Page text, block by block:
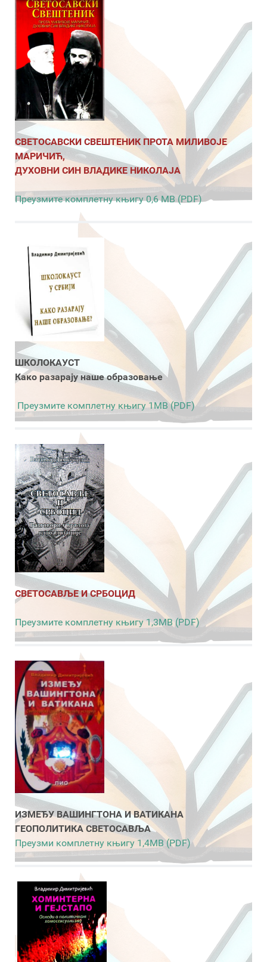
СВЕТОСАВСКИ СВЕШТЕНИК ПРОТА МИЛИВОЈЕ
МАРИЧИЋ,
ДУХОВНИ СИН ВЛАДИКЕ НИКОЛАЈА
Преузмите комплетну књигу 0,6 MB (PDF)
ШКОЛОКАУСТ
Како разарају наше образовање
Преузмите комплетну књигу 1MB (PDF)
СВЕТОСАВЉЕ И СРБОЦИД
Преузмите комплетну књигу 1,3MB (PDF)
ИЗМЕЂУ ВАШИНГТОНА И ВАТИКАНА
ГЕОПОЛИТИКА СВЕТОСАВЉА
Преузми комплетну књигу 1,4MB (PDF)